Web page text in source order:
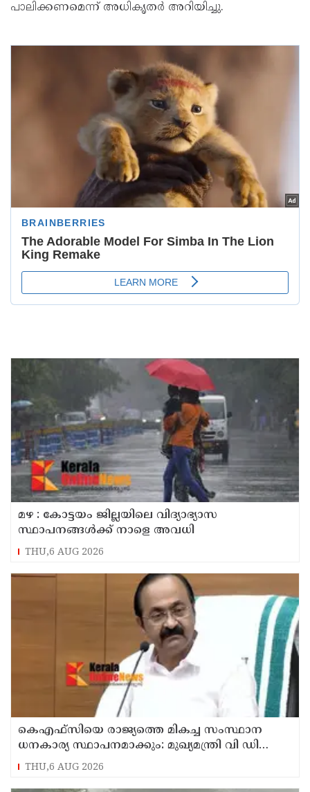
പാലിക്കണമെന്ന് അധികൃതര്‍ അറിയിച്ചു.
മഴ : കോട്ടയം ജില്ലയിലെ വിദ്യാഭ്യാസ
സ്ഥാപനങ്ങൾക്ക് നാളെ അവധി
THU,6 AUG 2026
കെഎഫ്‌സിയെ രാജ്യത്തെ മികച്ച സംസ്ഥാന
ധനകാര്യ സ്ഥാപനമാക്കും: മുഖ്യമന്ത്രി വി ഡി
സതീശൻ
THU,6 AUG 2026